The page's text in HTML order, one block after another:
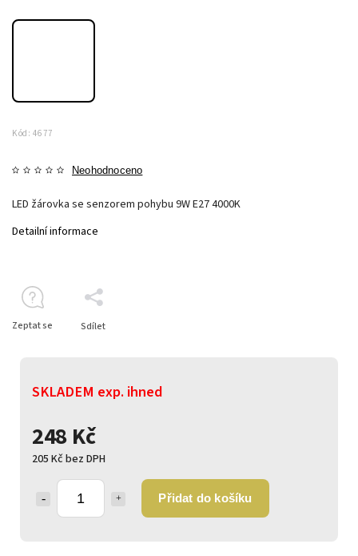
Kód: 4677
Neohodnoceno
248 Kč
205 Kč bez DPH
Přidat do košíku
SKLADEM exp. ihned
LED žárovka se senzorem pohybu 9W E27 4000K
Detailní informace
Zeptat se Sdílet